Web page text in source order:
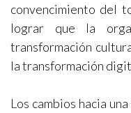
convencimiento del
lograr que la
transformación
la transformación
Los cambios hacia